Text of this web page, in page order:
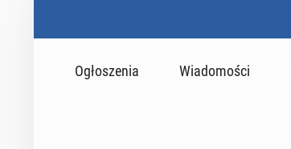
Ogłoszenia Wiadomości